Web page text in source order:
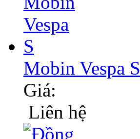
Mobin Vespa S
Giá:
Liên hệ